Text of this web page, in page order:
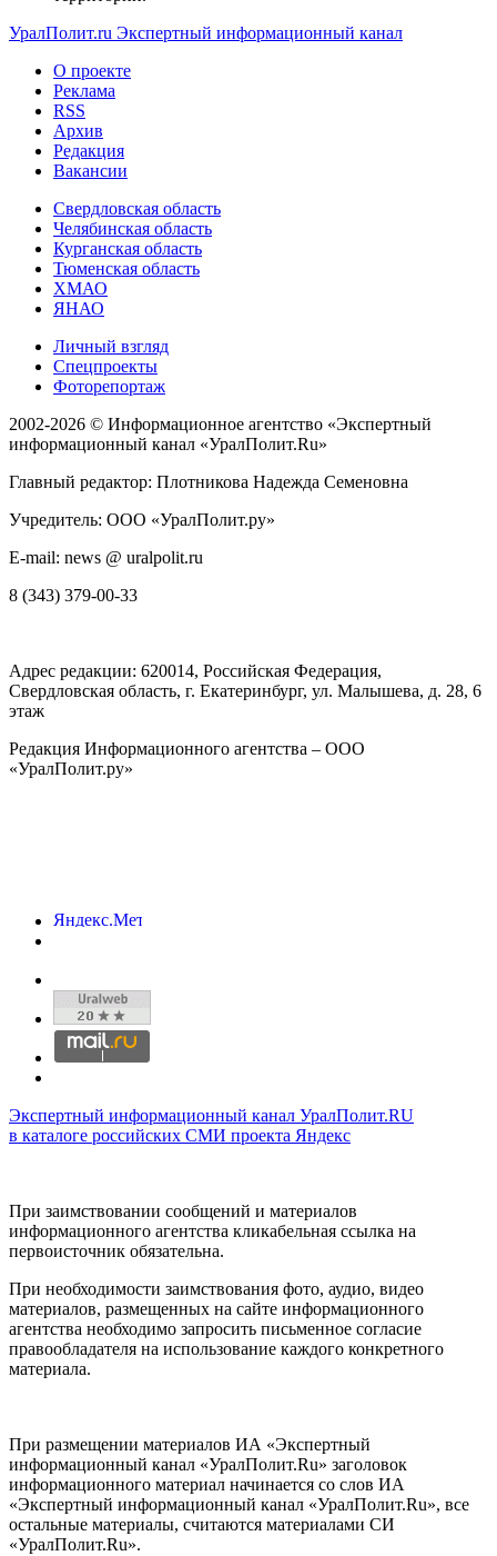
УралПолит.ru Экспертный информационный канал
О проекте
Реклама
RSS
Архив
Редакция
Вакансии
Свердловская область
Челябинская область
Курганская область
Тюменская область
ХМАО
ЯНАО
Личный взгляд
Спецпроекты
Фоторепортаж
2002-2026 © Информационное агентство «Экспертный
информационный канал «УралПолит.Ru»
Главный редактор: Плотникова Надежда Семеновна
Учредитель: ООО «УралПолит.ру»
E-mail: news @ uralpolit.ru
8 (343) 379-00-33
Адрес редакции: 620014, Российская Федерация,
Свердловская область, г. Екатеринбург, ул. Малышева, д. 28, 6
этаж
Редакция Информационного агентства – ООО
«УралПолит.ру»
Экспертный информационный канал УралПолит.RU
в каталоге российских СМИ проекта Яндекс
При заимствовании сообщений и материалов
информационного агентства кликабельная ссылка на
первоисточник обязательна.
При необходимости заимствования фото, аудио, видео
материалов, размещенных на сайте информационного
агентства необходимо запросить письменное согласие
правообладателя на использование каждого конкретного
материала.
При размещении материалов ИА «Экспертный
информационный канал «УралПолит.Ru» заголовок
информационного материал начинается со слов ИА
«Экспертный информационный канал «УралПолит.Ru», все
остальные материалы, считаются материалами СИ
«УралПолит.Ru».